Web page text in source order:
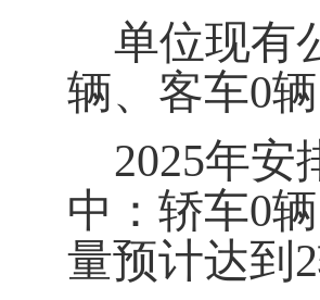
单位现有
辆、客车0
2025年安
中：轿车0
量预计达到 2